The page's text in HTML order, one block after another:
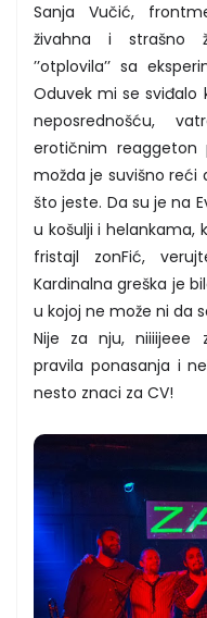
Sanja Vučić,
živahna i strašno
’’otplovila’’ sa
Oduvek mi se sviđalo
neposrednošću,
erotičnim
možda je suvišno reći
što jeste. Da su je na
u košulji i helankama,
fristajl zonFić,
Kardinalna greška je
u kojoj ne može ni da
Nije za nju, niiiijeee
pravila ponasanja i
nesto znaci za CV!